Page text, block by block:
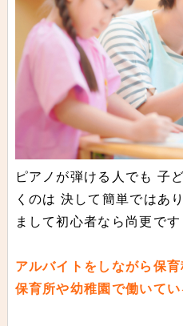
ピアノが弾ける人でも 子
くのは 決して簡単ではあ
まして初心者なら尚更です
アルバイトをしながら保
保育所や幼稚園で働いてい